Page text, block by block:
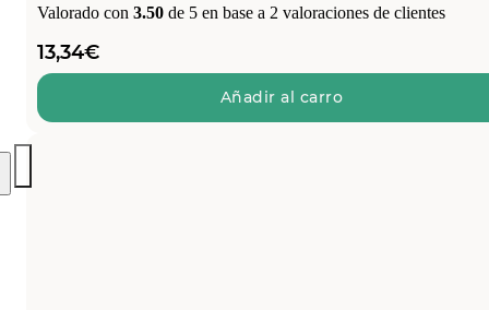
Valorado con 3.50 de 5 en base a 2 valoraciones de clientes
13,34€
Añadir al carro